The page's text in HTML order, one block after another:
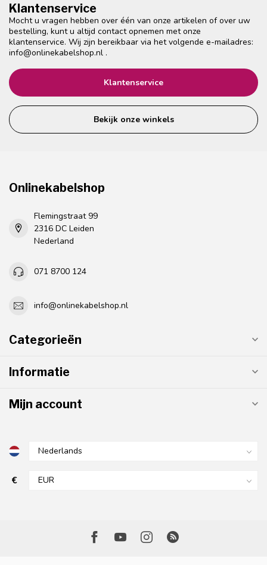
Klantenservice
Mocht u vragen hebben over één van onze artikelen of over uw
bestelling, kunt u altijd contact opnemen met onze
klantenservice. Wij zijn bereikbaar via het volgende e-mailadres:
info@onlinekabelshop.nl .
Klantenservice
Bekijk onze winkels
Onlinekabelshop
Flemingstraat 99
2316 DC Leiden
Nederland
071 8700 124
info@onlinekabelshop.nl
Categorieën
Informatie
Mijn account
€